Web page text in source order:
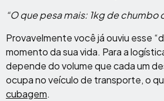
“O que pesa mais: 1kg de chumbo
Provavelmente você já ouviu esse
momento da sua vida. Para a
depende do volume que cada um
ocupa no veículo de transporte, o
cubagem.